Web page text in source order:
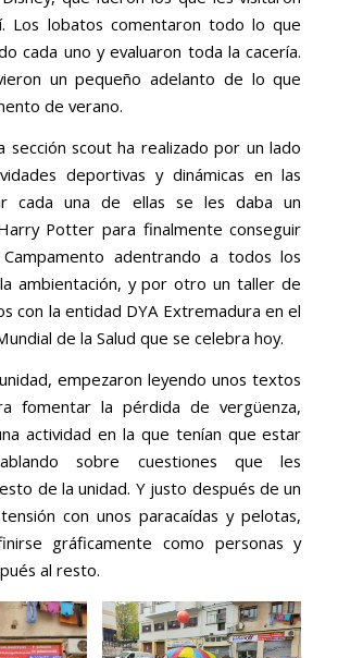
Los lobatos comentaron todo lo que
cada uno y evaluaron toda la cacería.
un pequeño adelanto de lo que
de verano.
sección scout ha realizado por un lado
deportivas y dinámicas en las
cada una de ellas se les daba un
Potter para finalmente conseguir
adentrando a todos los
ambientación, y por otro un taller de
con la entidad DYA Extremadura en el
de la Salud que se celebra hoy.
empezaron leyendo unos textos
fomentar la pérdida de vergüenza,
actividad en la que tenían que estar
sobre cuestiones que les
de la unidad. Y justo después de un
con unos paracaídas y pelotas,
gráficamente como personas y
al resto.